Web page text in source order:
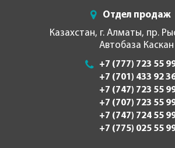
Отдел продаж
Казахстан, г. Алматы, пр.
Автобаза Каскан
+7 (777) 723 55
+7 (701) 433 92
+7 (747) 723 55
+7 (707) 723 55
+7 (747) 724 55
+7 (775) 025 55